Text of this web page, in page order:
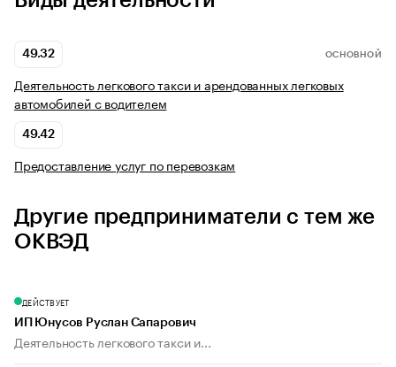
49.32 ОСНОВНОЙ
Деятельность легкового такси и арендованных легковых
автомобилей с водителем
49.42
Предоставление услуг по перевозкам
Другие предприниматели с тем же
ОКВЭД
ДЕЙСТВУЕТ
ИП Юнусов Руслан Сапарович
Деятельность легкового такси и...